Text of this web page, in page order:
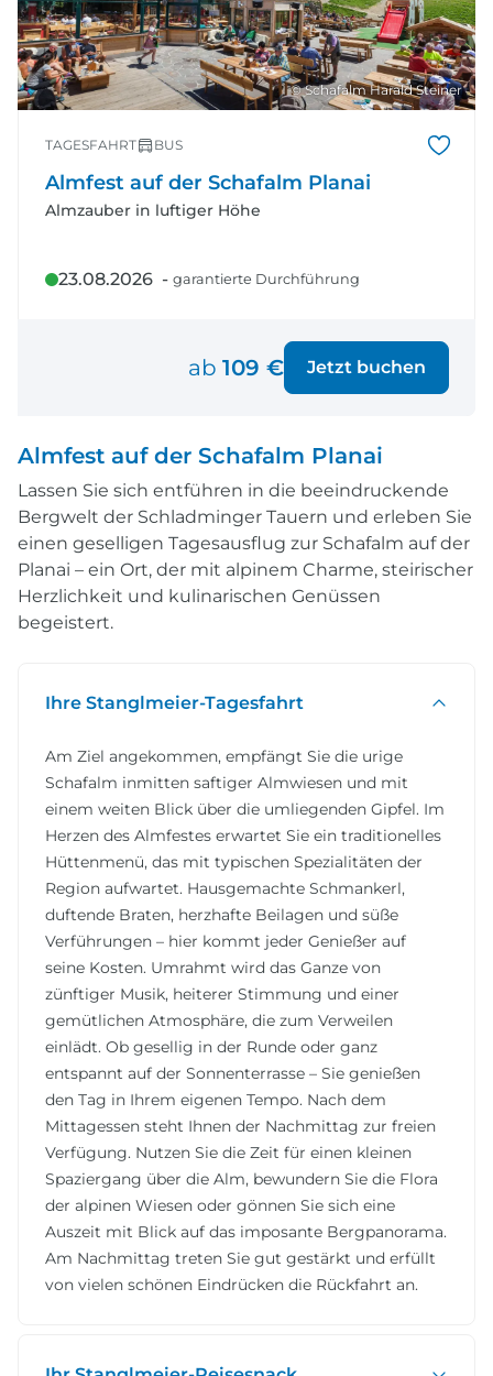
© Schafalm Harald Steiner
TAGESFAHRT BUS
Almfest auf der Schafalm Planai
Almzauber in luftiger Höhe
23.08.2026 - garantierte Durchführung
ab 109 € Jetzt buchen
Almfest auf der Schafalm Planai
Lassen Sie sich entführen in die beeindruckende
Bergwelt der Schladminger Tauern und erleben Sie
einen geselligen Tagesausflug zur Schafalm auf der
Planai – ein Ort, der mit alpinem Charme, steirischer
Herzlichkeit und kulinarischen Genüssen
begeistert.
Ihre Stanglmeier-Tagesfahrt
Am Ziel angekommen, empfängt Sie die urige
Schafalm inmitten saftiger Almwiesen und mit
einem weiten Blick über die umliegenden Gipfel. Im
Herzen des Almfestes erwartet Sie ein traditionelles
Hüttenmenü, das mit typischen Spezialitäten der
Region aufwartet. Hausgemachte Schmankerl,
duftende Braten, herzhafte Beilagen und süße
Verführungen – hier kommt jeder Genießer auf
seine Kosten. Umrahmt wird das Ganze von
zünftiger Musik, heiterer Stimmung und einer
gemütlichen Atmosphäre, die zum Verweilen
einlädt. Ob gesellig in der Runde oder ganz
entspannt auf der Sonnenterrasse – Sie genießen
den Tag in Ihrem eigenen Tempo. Nach dem
Mittagessen steht Ihnen der Nachmittag zur freien
Verfügung. Nutzen Sie die Zeit für einen kleinen
Spaziergang über die Alm, bewundern Sie die Flora
der alpinen Wiesen oder gönnen Sie sich eine
Auszeit mit Blick auf das imposante Bergpanorama.
Am Nachmittag treten Sie gut gestärkt und erfüllt
von vielen schönen Eindrücken die Rückfahrt an.